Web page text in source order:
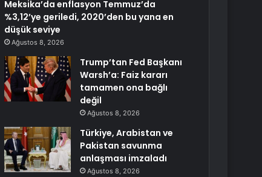
Meksika’da enflasyon Temmuz’da
%3,12’ye geriledi, 2020’den bu yana en
düşük seviye
Ağustos 8, 2026
Trump’tan Fed Başkanı
Warsh’a: Faiz kararı
tamamen ona bağlı
değil
Ağustos 8, 2026
Türkiye, Arabistan ve
Pakistan savunma
anlaşması imzaladı
Ağustos 8, 2026